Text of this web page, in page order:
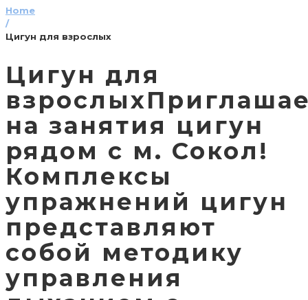
Home
/
Цигун для взрослых
Цигун для
на занятия цигун
рядом с м. Сокол!
Комплексы
упражнений цигун
представляют
собой методику
управления